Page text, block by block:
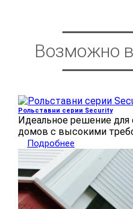
Возможно
Рольставни серии Security
Идеальное решение для
домов с высокими
Подробнее